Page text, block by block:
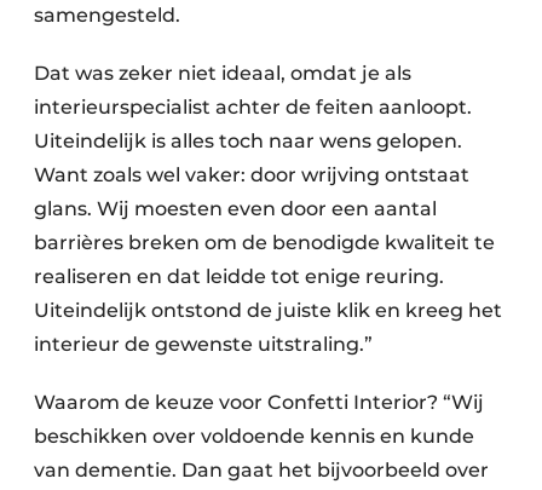
samengesteld.
Dat was zeker niet ideaal, omdat je als
interieurspecialist achter de feiten aanloopt.
Uiteindelijk is alles toch naar wens gelopen.
Want zoals wel vaker: door wrijving ontstaat
glans. Wij moesten even door een aantal
barrières breken om de benodigde kwaliteit te
realiseren en dat leidde tot enige reuring.
Uiteindelijk ontstond de juiste klik en kreeg het
interieur de gewenste uitstraling.”
Waarom de keuze voor Confetti Interior? “Wij
beschikken over voldoende kennis en kunde
van dementie. Dan gaat het bijvoorbeeld over